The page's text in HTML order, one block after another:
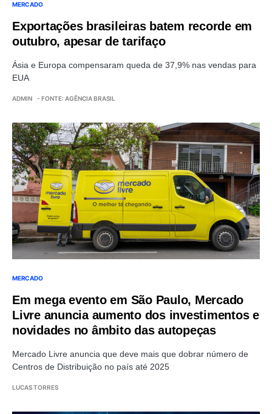
MERCADO
Exportações brasileiras batem recorde em
outubro, apesar de tarifaço
Ásia e Europa compensaram queda de 37,9% nas vendas para
EUA
ADMIN - FONTE: AGÊNCIA BRASIL
MERCADO
Em mega evento em São Paulo, Mercado
Livre anuncia aumento dos investimentos e
novidades no âmbito das autopeças
Mercado Livre anuncia que deve mais que dobrar número de
Centros de Distribuição no país até 2025
LUCAS TORRES